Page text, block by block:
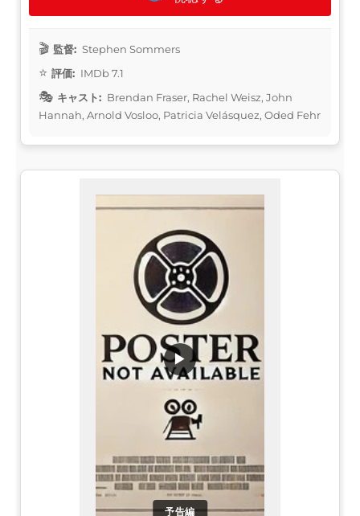
監督: Stephen Sommers
評価: IMDb 7.1
キャスト: Brendan Fraser, Rachel Weisz, John
Hannah, Arnold Vosloo, Patricia Velásquez, Oded Fehr
予告編
▶